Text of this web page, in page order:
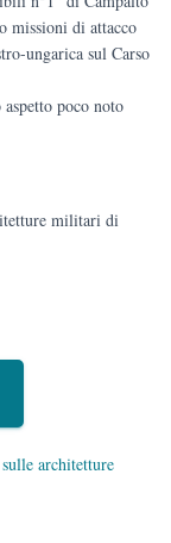
missioni di attacco
ungarica sul Carso
poco noto
militari di
architetture